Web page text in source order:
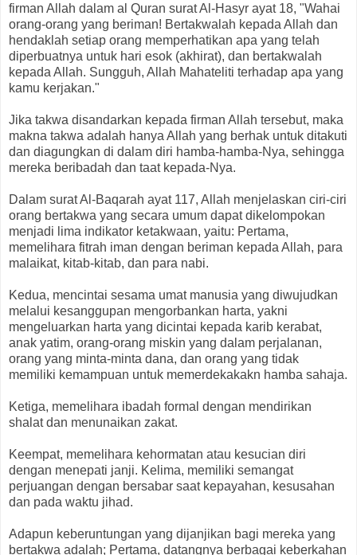
firman Allah dalam al Quran surat Al-Hasyr ayat 18, "Wahai
orang-orang yang beriman! Bertakwalah kepada Allah dan
hendaklah setiap orang memperhatikan apa yang telah
diperbuatnya untuk hari esok (akhirat), dan bertakwalah
kepada Allah. Sungguh, Allah Mahateliti terhadap apa yang
kamu kerjakan."
Jika takwa disandarkan kepada firman Allah tersebut, maka
makna takwa adalah hanya Allah yang berhak untuk ditakuti
dan diagungkan di dalam diri hamba-hamba-Nya, sehingga
mereka beribadah dan taat kepada-Nya.
Dalam surat Al-Baqarah ayat 117, Allah menjelaskan ciri-ciri
orang bertakwa yang secara umum dapat dikelompokan
menjadi lima indikator ketakwaan, yaitu: Pertama,
memelihara fitrah iman dengan beriman kepada Allah, para
malaikat, kitab-kitab, dan para nabi.
Kedua, mencintai sesama umat manusia yang diwujudkan
melalui kesanggupan mengorbankan harta, yakni
mengeluarkan harta yang dicintai kepada karib kerabat,
anak yatim, orang-orang miskin yang dalam perjalanan,
orang yang minta-minta dana, dan orang yang tidak
memiliki kemampuan untuk memerdekakakn hamba sahaja.
Ketiga, memelihara ibadah formal dengan mendirikan
shalat dan menunaikan zakat.
Keempat, memelihara kehormatan atau kesucian diri
dengan menepati janji. Kelima, memiliki semangat
perjuangan dengan bersabar saat kepayahan, kesusahan
dan pada waktu jihad.
Adapun keberuntungan yang dijanjikan bagi mereka yang
bertakwa adalah; Pertama, datangnya berbagai keberkahan